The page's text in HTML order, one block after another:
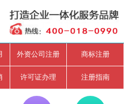
外资公司注册 商标注册
许可证办理 注册指南